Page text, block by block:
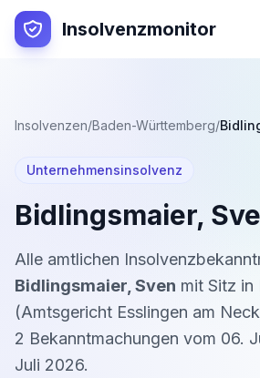
Insolvenzmonitor
Insolvenzen/Baden-Württemberg/
Unternehmensinsolvenz
Bidlingsmaier,
Alle amtlichen
Bidlingsmaier, Sven mit Sitz in
(Amtsgericht Esslingen am
2 Bekanntmachungen vom 06.
Juli 2026.